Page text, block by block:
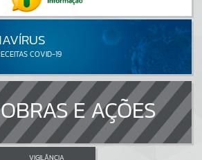
OBRAS E AÇÕES
VIGILÂNCIA